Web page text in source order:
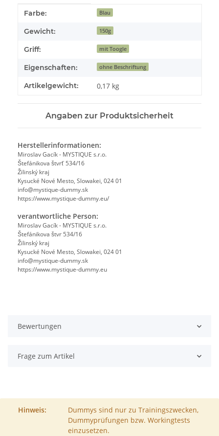
Produkteigenschaft
Wert
Farbe: Blau
Gewicht: 150g
Griff: mit Toogle
Eigenschaften: ohne Beschriftung
Artikelgewicht: 0,17 kg
Angaben zur Produktsicherheit
Herstellerinformationen:
Miroslav Gacík - MYSTIQUE s.r.o.
Štefánikova štvrť 534/16
Žilinský kraj
Kysucké Nové Mesto, Slowakei, 024 01
info@mystique-dummy.sk
https://www.mystique-dummy.eu/
verantwortliche Person:
Miroslav Gacík - MYSTIQUE s.r.o.
Štefánikova štvr 534/16
Žilinský kraj
Kysucké Nové Mesto, Slowakei, 024 01
info@mystique-dummy.sk
https://www.mystique-dummy.eu
Bewertungen
Frage zum Artikel
Hinweis:
Dummys sind nur zu Trainingszwecken,
Dummyprüfungen bzw. Workingtests
einzusetzen.